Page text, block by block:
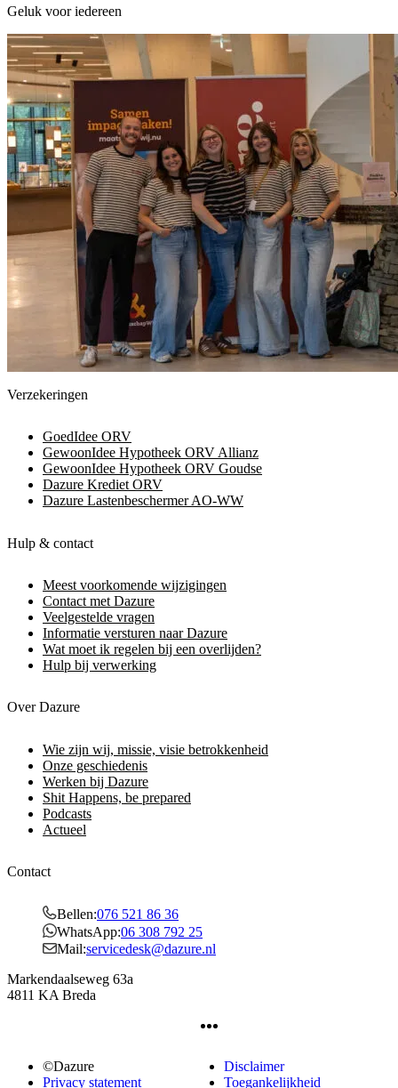
Geluk voor iedereen
Verzekeringen
GoedIdee ORV
GewoonIdee Hypotheek ORV Allianz
GewoonIdee Hypotheek ORV Goudse
Dazure Krediet ORV
Dazure Lastenbeschermer AO-WW
Hulp & contact
Meest voorkomende wijzigingen
Contact met Dazure
Veelgestelde vragen
Informatie versturen naar Dazure
Wat moet ik regelen bij een overlijden?
Hulp bij verwerking
Over Dazure
Wie zijn wij, missie, visie betrokkenheid
Onze geschiedenis
Werken bij Dazure
Shit Happens, be prepared
Podcasts
Actueel
Contact
Bellen:076 521 86 36
WhatsApp:06 308 792 25
Mail:servicedesk@dazure.nl
Markendaalseweg 63a
4811 KA Breda
©Dazure
Disclaimer
Privacy statement
Toegankelijkheid